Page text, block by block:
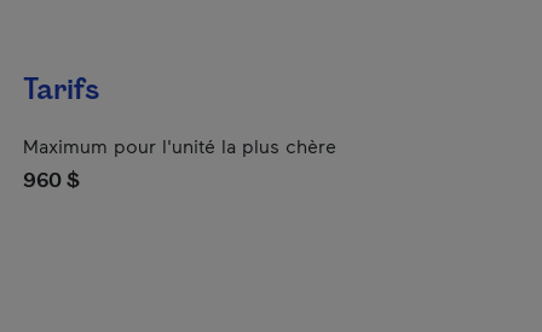
Tarifs
Maximum pour l'unité la plus chère
960 $